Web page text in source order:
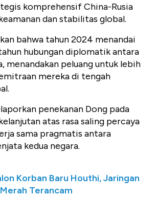
komprehensif China-Rusia
dan stabilitas global.
bahwa tahun 2024 menandai
hubungan diplomatik antara
menandakan peluang untuk lebih
mereka di tengah
penekanan Dong pada
atas rasa saling percaya
sama pragmatis antara
kedua negara.
Korban Baru Houthi, Jaringan
Terancam